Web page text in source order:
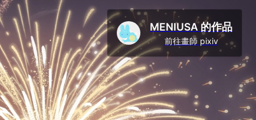
MENIUSA 的作品
前往畫師 pixiv